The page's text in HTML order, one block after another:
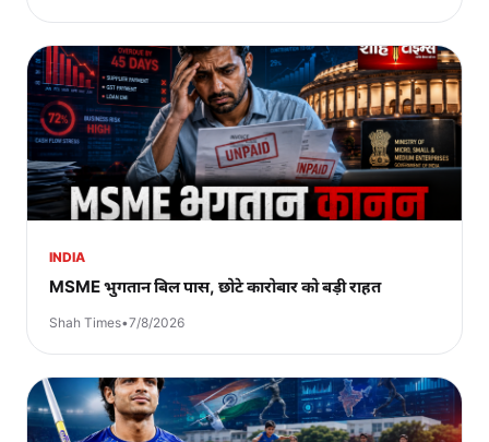
INDIA
MSME भुगतान बिल पास, छोटे कारोबार को बड़ी राहत
Shah Times•7/8/2026